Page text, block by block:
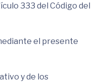
333 del Código del
el presente
y de los